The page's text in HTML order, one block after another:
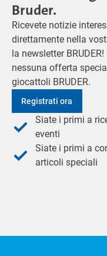
Bruder.
Ricevete notizie
direttamente nella
la newsletter
nessuna offerta
giocattoli BRUDER.
Registrati ora
Siate i primi a
eventi
Siate i primi a
articoli speciali